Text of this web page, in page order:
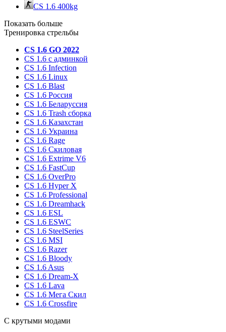
CS 1.6 400kg
Показать больше
Тренировка стрельбы
CS 1.6 GO 2022
CS 1.6 с админкой
CS 1.6 Infection
CS 1.6 Linux
CS 1.6 Blast
CS 1.6 Россия
CS 1.6 Беларуссия
CS 1.6 Trash сборка
CS 1.6 Казахстан
CS 1.6 Украина
CS 1.6 Rage
CS 1.6 Скиловая
CS 1.6 Extrime V6
CS 1.6 FastCup
CS 1.6 OverPro
CS 1.6 Hyper X
CS 1.6 Professional
CS 1.6 Dreamhack
CS 1.6 ESL
CS 1.6 ESWC
CS 1.6 SteelSeries
CS 1.6 MSI
CS 1.6 Razer
CS 1.6 Bloody
CS 1.6 Asus
CS 1.6 Dream-X
CS 1.6 Lava
CS 1.6 Мега Скил
CS 1.6 Crossfire
С крутыми модами